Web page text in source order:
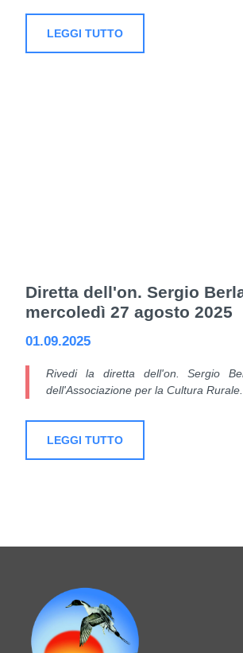
LEGGI TUTTO
Diretta dell'on. Sergio
mercoledì 27 agosto 2025
01.09.2025
Rivedi la diretta dell'on. Sergio
dell'Associazione per la Cultura Rurale.
LEGGI TUTTO